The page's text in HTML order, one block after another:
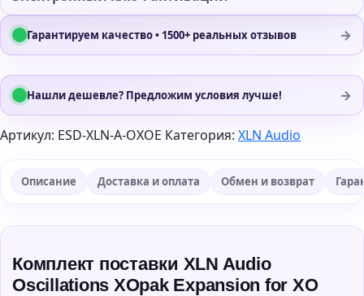
Гарантируем качество • 1500+ реальных отзывов →
Нашли дешевле? Предложим условия лучше! →
Артикул: ESD-XLN-A-OXOE Категория: XLN Audio
Описание Доставка и оплата Обмен и возврат
Комплект поставки XLN Audio
Oscillations XOpak Expansion for XO